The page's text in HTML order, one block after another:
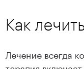
Как
Лечение всегда